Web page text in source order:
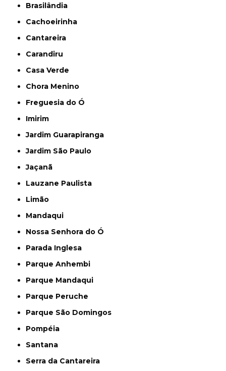
Brasilândia
Cachoeirinha
Cantareira
Carandiru
Casa Verde
Chora Menino
Freguesia do Ó
Imirim
Jardim Guarapiranga
Jardim São Paulo
Jaçanã
Lauzane Paulista
Limão
Mandaqui
Nossa Senhora do Ó
Parada Inglesa
Parque Anhembi
Parque Mandaqui
Parque Peruche
Parque São Domingos
Pompéia
Santana
Serra da Cantareira